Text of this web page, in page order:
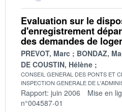
Evaluation sur le
d'enregistrement
des demandes de
PREVOT, Marc
BONDAZ,
DE COUSTIN, Hélène
CONSEIL GENERAL DES PONTS ET
INSPECTION GENERALE DE
Rapport: juin 2006 Mise en
n°004587-01